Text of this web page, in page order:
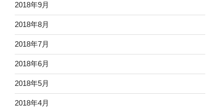
2018年9月
2018年8月
2018年7月
2018年6月
2018年5月
2018年4月